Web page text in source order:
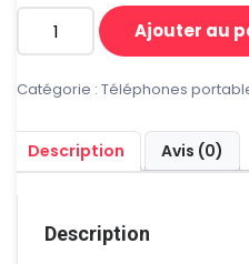
quantité
SMARTEC
Ajouter au
Catégorie : Téléphones
Description Avis (0)
Description